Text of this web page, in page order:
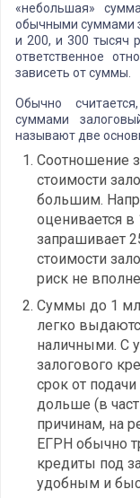
«небольшая»
обычными суммами
и 200, и 300 тысяч
ответственное
зависеть от суммы.
Обычно
суммами
называют две
Соотношение
стоимости
большим.
оценивается
запрашивает
стоимости
риск не
Суммы до 1
легко
наличными. С
залогового
срок от
дольше (в
причинам, на
ЕГРН обычно
кредиты под
удобным и